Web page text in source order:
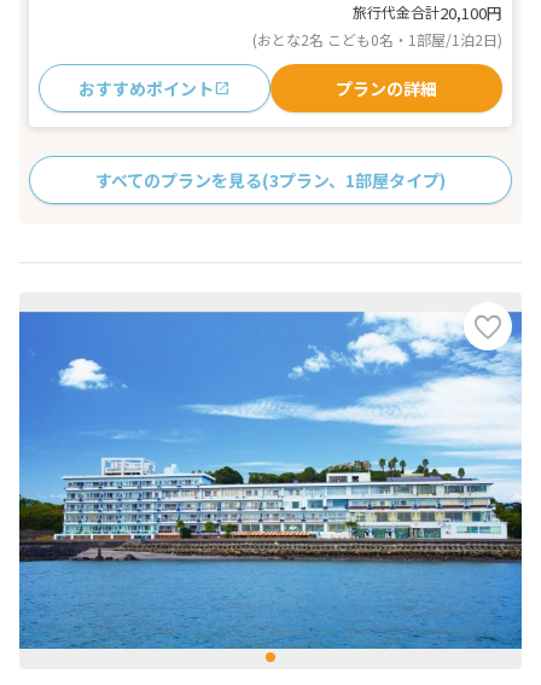
旅行代金合計20,100円
(おとな2名 こども0名・1部屋/1泊2日)
おすすめポイント プランの詳細
すべてのプランを見る(3プラン、1部屋タイプ)